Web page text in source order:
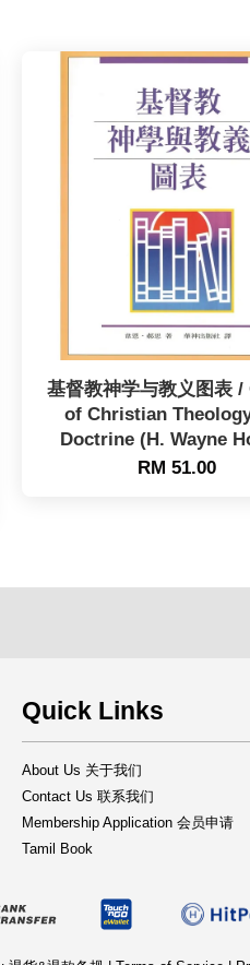
基督教神学与教义图表
of Christian
Doctrine (H. Wayne
RM 51.00
Quick Links
About Us 关于我们
Contact Us 联系我们
Membership Application 会员申请
Tamil Book